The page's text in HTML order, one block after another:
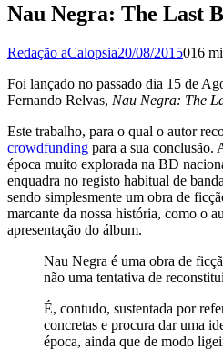
Nau Negra: The Last
Redação aCalopsia20/08/2015016
Foi lançado no passado dia 15 de
Fernando Relvas, Nau Negra: The
Este trabalho, para o qual o autor
crowdfunding para a sua conclusão.
época muito explorada na BD
enquadra no registo habitual de
sendo simplesmente um obra de
marcante da nossa história, como o
apresentação do álbum.
Nau Negra é uma obra de
não uma tentativa de
É, contudo, sustentada por
concretas e procura dar uma
época, ainda que de modo